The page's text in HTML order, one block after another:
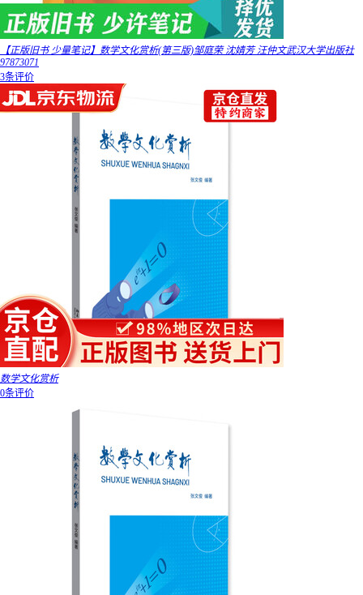
【正版旧书 少量笔记】数学文化赏析(第三版)邹庭荣 沈婧芳 汪仲文武汉大学出版社
97873071
3条评价
数学文化赏析
0条评价